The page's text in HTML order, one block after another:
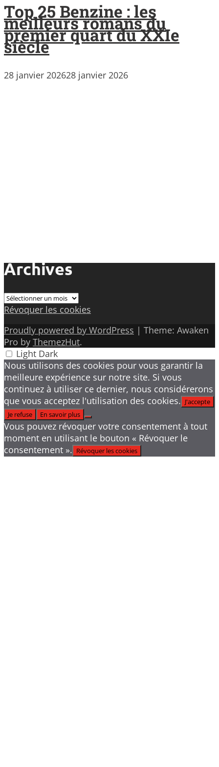
Top 25 Benzine : les
meilleurs romans du
premier quart du XXIe
siècle
28 janvier 202628 janvier 2026
Archives
Archives
Révoquer les cookies
Proudly powered by WordPress | Theme: Awaken
Pro by ThemezHut.
Light Dark
Nous utilisons des cookies pour vous garantir la
meilleure expérience sur notre site. Si vous
continuez à utiliser ce dernier, nous considérerons
que vous acceptez l'utilisation des cookies. J'accepte
Je refuse
En savoir plus
Vous pouvez révoquer votre consentement à tout
moment en utilisant le bouton « Révoquer le
consentement ». Révoquer les cookies